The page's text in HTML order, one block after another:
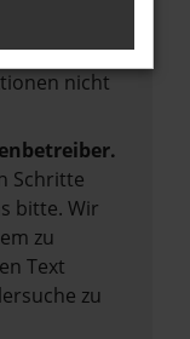
ein
auch dazu
nicht
Schritte
bitte. Wir
zu
Text
zu